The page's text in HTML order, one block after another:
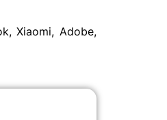
Xiaomi, Adobe,